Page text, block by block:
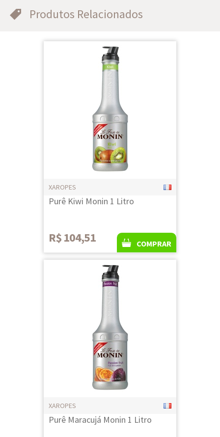
Produtos Relacionados
XAROPES
Purê Kiwi Monin 1 Litro
R$ 104,51 COMPRAR
XAROPES
Purê Maracujá Monin 1 Litro